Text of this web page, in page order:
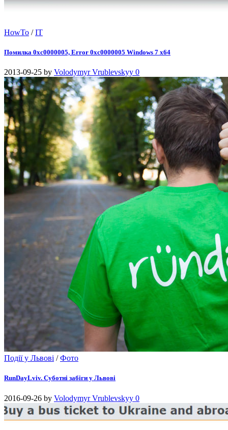
HowTo /IT
Помилка 0xc0000005, Error 0xc0000005 Windows 7 x64
2013-09-25 by Volodymyr Vrublevskyy 0
Події у Львові /Фото
RunDayLviv. Суботні забіги у Львові
2016-09-26 by Volodymyr Vrublevskyy 0